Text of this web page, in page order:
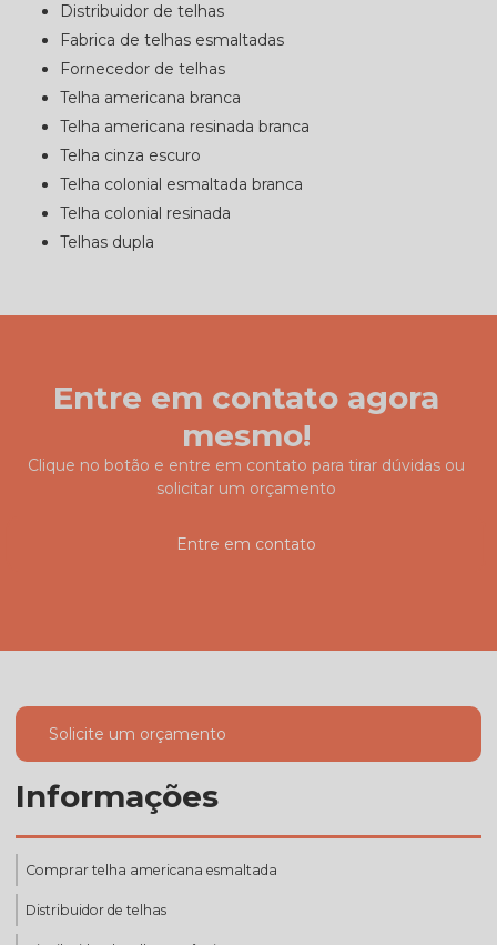
distribuidor de telhas
fabrica de telhas esmaltadas
fornecedor de telhas
telha americana branca
telha americana resinada branca
telha cinza escuro
telha colonial esmaltada branca
telha colonial resinada
telhas dupla
Entre em contato agora
mesmo!
Clique no botão e entre em contato para tirar dúvidas ou
solicitar um orçamento
Entre em contato
Solicite um orçamento
Informações
Comprar telha americana esmaltada
Distribuidor de telhas